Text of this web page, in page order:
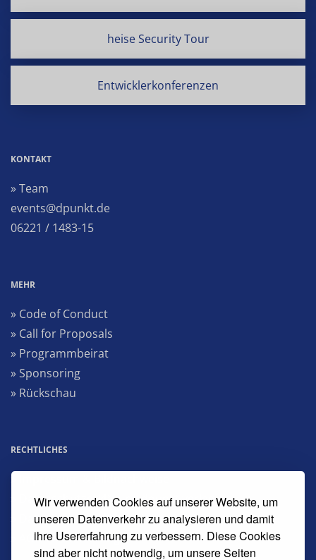
Wir verwenden Cookies auf unserer Website, um
unseren Datenverkehr zu analysieren und damit
ihre Usererfahrung zu verbessern. Diese Cookies
sind aber nicht notwendig, um unsere Seiten
heise Security Tour
Entwicklerkonferenzen
KONTAKT
» Team
events@dpunkt.de
06221 / 1483-15
MEHR
» Code of Conduct
» Call for Proposals
» Programmbeirat
» Sponsoring
» Rückschau
RECHTLICHES
» Impressum & Bildnachweise
» Datenschutzerklärung dpunkt.verlag
» Datenschutzerklärung Heise Medien
» AGB Veranstaltungen